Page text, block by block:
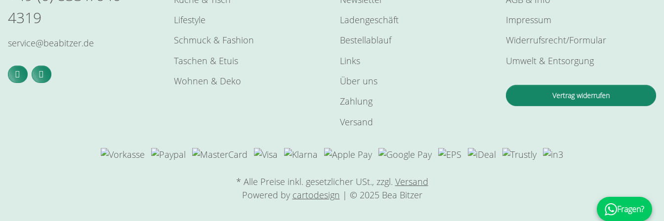
4319
service@beabitzer.de
Lifestyle
Schmuck & Fashion
Taschen & Etuis
Wohnen & Deko
Ladengeschäft
Bestellablauf
Links
Über uns
Zahlung
Versand
Impressum
Widerrufsrecht/Formular
Umwelt & Entsorgung
Vertrag widerrufen
* Alle Preise inkl. gesetzlicher USt., zzgl. Versand
Powered by cartodesign | © 2025 Bea Bitzer
Fragen?